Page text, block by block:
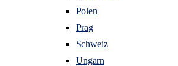
Polen
Prag
Schweiz
Ungarn